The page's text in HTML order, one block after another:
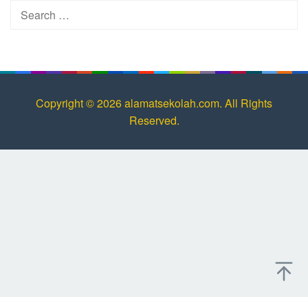
Search
Copyright © 2026 alamatsekolah.com. All Rights
Reserved.